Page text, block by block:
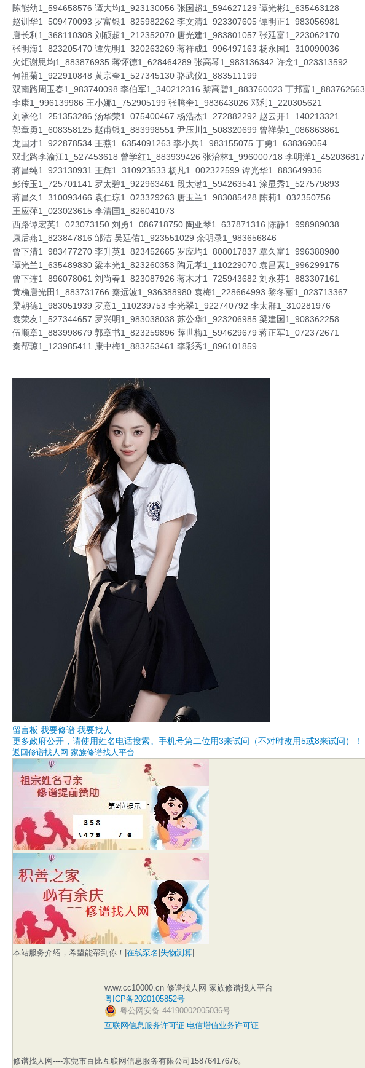
陈能幼1_594658576 谭大均1_923130056 张国超1_594627129 谭光彬1_635463128
赵训华1_509470093 罗富银1_825982262 李文清1_923307605 谭明正1_983056981
唐长利1_368110308 刘硕超1_212352070 唐光建1_983801057 张延富1_223062170
张明海1_823205470 谭先明1_320263269 蒋祥成1_996497163 杨永国1_310090036
火炬谢思均1_883876935 蒋怀德1_628464289 张高琴1_983136342 许念1_023313592
何祖菊1_922910848 黄宗奎1_527345130 骆武仪1_883511199
双南路周玉春1_983740098 李伯军1_340212316 黎高碧1_883760023 丁邦富1_883762663
李康1_996139986 王小娜1_752905199 张腾奎1_983643026 邓利1_220305621
刘承伦1_251353286 汤华荣1_075400467 杨浩杰1_272882292 赵云开1_140213321
郭章勇1_608358125 赵甫银1_883998551 尹压川1_508320699 曾祥荣1_086863861
龙国才1_922878534 王燕1_6354091263 李小兵1_983155075 丁勇1_638369054
双北路李渝江1_527453618 曾学红1_883939426 张治林1_996000718 李明洋1_452036817
蒋昌纯1_923130931 王辉1_310923533 杨凡1_002322599 谭光华1_883649936
彭传玉1_725701141 罗太碧1_922963461 段太渤1_594263541 涂显秀1_527579893
蒋昌久1_310093466 袁仁琼1_023329263 唐玉兰1_983085428 陈莉1_032350756
王应萍1_023023615 李清国1_826041073
西路谭宏英1_023073150 刘勇1_086718750 陶亚琴1_637871316 陈静1_998989038
康后燕1_823847816 邹洁 吴廷佑1_923551029 余明录1_983656846
曾下清1_983477270 李升英1_823452665 罗应均1_808017837 覃久富1_996388980
谭光兰1_635489830 梁本光1_823260353 陶元孝1_110229070 袁昌素1_996299175
曾下连1_896078061 刘尚春1_823087926 蒋木才1_725943682 刘永芬1_883307161
黄桷唐光田1_883731766 秦远波1_936388980 袁梅1_228664993 黎冬丽1_023713367
梁朝德1_983051939 罗意1_110239753 李光翠1_922740792 李太群1_310281976
袁荣友1_527344657 罗兴明1_983038038 苏公华1_923206985 梁建国1_908362258
伍顺章1_883998679 郭章书1_823259896 薛世梅1_594629679 蒋正军1_072372671
秦帮琼1_123985411 康中梅1_883253461 李彩秀1_896101859
留言板 我要修谱 我要找人
更多政府公开，请使用姓名电话搜索。 手机号第二位用3来试问（不对时改用5或8来试问）！
返回修谱找人网 家族修谱找人平台
本站服务介绍，希望能帮到你！| 在线泵名 失物测算
www.cc10000.cn 修谱找人网 家族修谱找人平台
粤ICP备2020105852号
粤公网安备 44190002005036号
互联网信息服务许可证 电信增值业务许可证
修谱找人网----东莞市百比互联网信息服务有限公司15876417676。